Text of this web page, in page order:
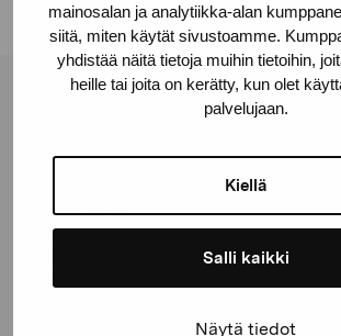
mainosalan ja analytiikka-alan
siitä, miten käytät sivustoamme.
yhdistää näitä tietoja muihin tietoihin,
heille tai joita on kerätty, kun olet
palvelujaan.
Kiellä
Salli kaikki
Näytä tiedot
Stiftelsen Pro Artibus
10600 Ekenäs